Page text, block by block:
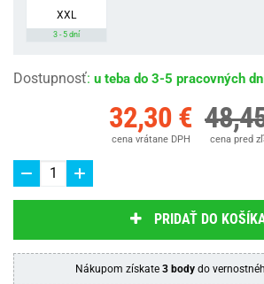
XXL
3 - 5 dní
Dostupnosť: u teba do 3-5 pracovných
32,30 €
cena vrátane DPH cena pred
PRIDAŤ DO
Nákupom získate 3 bodydo